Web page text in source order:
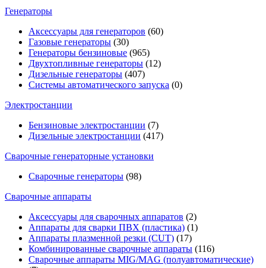
Генераторы
Аксессуары для генераторов (60)
Газовые генераторы (30)
Генераторы бензиновые (965)
Двухтопливные генераторы (12)
Дизельные генераторы (407)
Системы автоматического запуска (0)
Электростанции
Бензиновые электростанции (7)
Дизельные электростанции (417)
Сварочные генераторные установки
Сварочные генераторы (98)
Сварочные аппараты
Аксессуары для сварочных аппаратов (2)
Аппараты для сварки ПВХ (пластика) (1)
Аппараты плазменной резки (CUT) (17)
Комбинированные сварочные аппараты (116)
Сварочные аппараты MIG/MAG (полуавтоматические)